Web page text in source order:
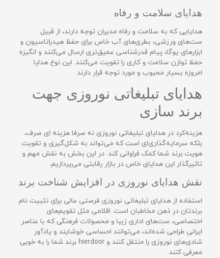
هدایای سلامت و رفاه
هدایایی که به سلامت و رفاه مدیران توجه دارند، از قبیل
ست‌های ورزشی، بطری‌های آب خاص برای حفظ هیدراتاسیون و
ابزارهای یوگا، پیام قدرشناسی عمیق‌تری ارسال می‌کنند و انگیزه
حفظ توازن سلامت و کاری را تقویت می‌کنند. این نوع هدایا
امروزه بسیار محبوب و مورد توجه قرار دارند.
هدایای تبلیغاتی نوروزی جهت
برند سازی
هزینه‌کرد در هدایای تبلیغاتی نوروزی نه صرفا هزینه ای صرف،
بلکه سرمایه‌گذاری‌ای است که می‌تواند به شکل‌گیری و تقویت
هویت برند شما کمک فراوانی کند. در این بخش به نقش مهم و
تاثیرگذار این هدایای خاص در بازار رقابتی می‌پردازیم.
نقش هدایای نوروزی در افزایش شناخت برند
استفاده از هدایای تبلیغاتی نوروزی فرصتی عالی برای تثبیت نام
برندتان در ذهن مخاطبان است. اقلامی مثل تقویم‌های
اختصاصی، ست‌های اداری زیبا و محصولات فرهنگی که با عناصر
ایرانی طراحی شده‌اند، می‌توانند احساسی خوشایند و یادآور
شادی‌های نوروزی را منتقل کنند و hierdoor برند شما را به خوبی
معرفی کنند.